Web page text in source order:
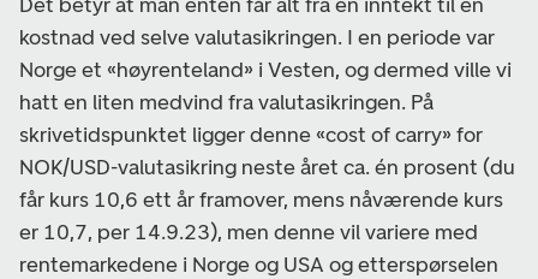
kostnad ved selve valutasikringen. I en periode var
Norge et «høyrenteland» i Vesten, og dermed ville vi
hatt en liten medvind fra valutasikringen. På
skrivetidspunktet ligger denne «cost of carry» for
NOK/USD-valutasikring neste året ca. én prosent (du
får kurs 10,6 ett år framover, mens nåværende kurs
er 10,7, per 14.9.23), men denne vil variere med
rentemarkedene i Norge og USA og etterspørselen